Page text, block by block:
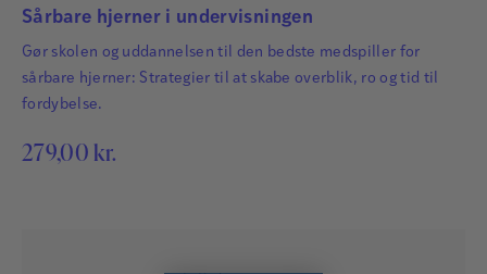
Sårbare hjerner i undervisningen
Gør skolen og uddannelsen til den bedste medspiller for
sårbare hjerner: Strategier til at skabe overblik, ro og tid til
fordybelse.
279,00 kr.